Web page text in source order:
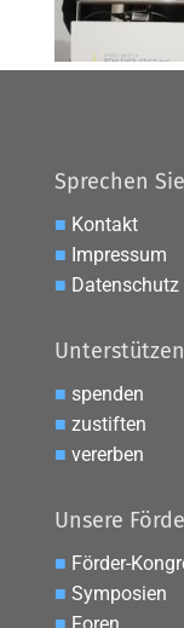
Sprechen
■ Kontakt
■ Impressum
■ Datenschutz
■ spenden
■ zustiften
■ vererben
Unsere
■ Förder-
■ Symposien